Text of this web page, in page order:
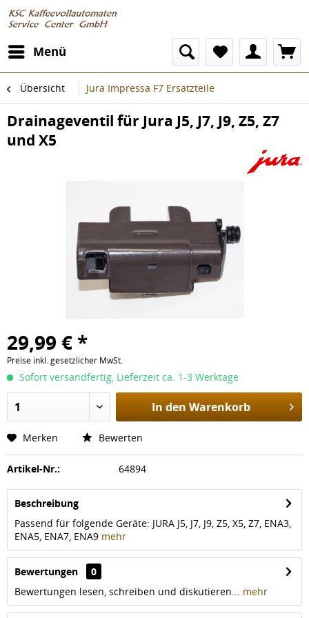
Menü
Übersicht Jura Impressa F7 Ersatzteile
Drainageventil für Jura J5, J7, J9, Z5, Z7
und X5
29,99 € *
Preise inkl. gesetzlicher MwSt.
Sofort versandfertig, Lieferzeit ca. 1-3 Werktage
In den Warenkorb
Merken Bewerten
Artikel-Nr.: 64894
Beschreibung
Passend für folgende Geräte: JURA J5, J7, J9, Z5, X5, Z7, ENA3,
ENA5, ENA7, ENA9 mehr
Bewertungen
0
Bewertungen lesen, schreiben und diskutieren... mehr